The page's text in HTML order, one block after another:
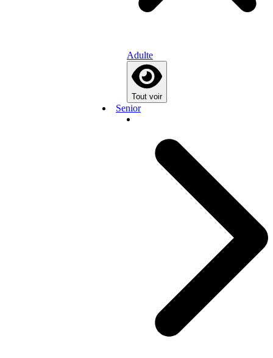
Adulte
Tout voir
Senior